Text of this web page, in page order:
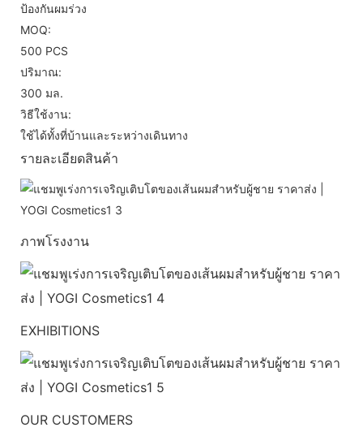
ป้องกันผมร่วง
MOQ:
500 PCS
ปริมาณ:
300 มล.
วิธีใช้งาน:
ใช้ได้ทั้งที่บ้านและระหว่างเดินทาง
รายละเอียดสินค้า
ภาพโรงงาน
EXHIBITIONS
OUR CUSTOMERS